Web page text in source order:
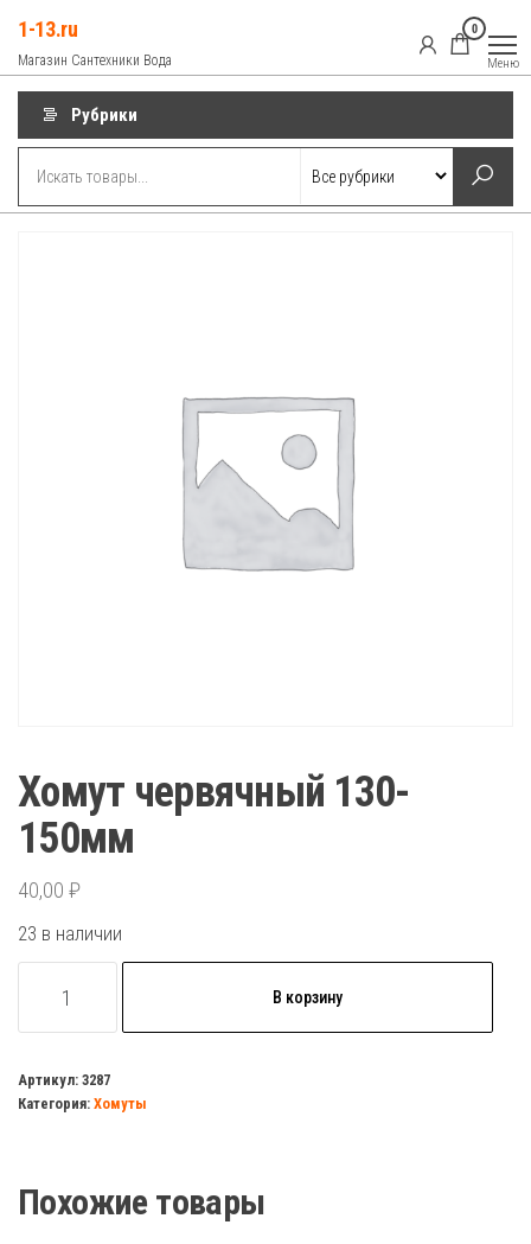
содержимому
1-13.ru
Магазин Сантехники Вода
0
Меню
Рубрики
Хомут червячный 130-
150мм
40,00 ₽
23 в наличии
товара
червячный
130-
В корзину
Артикул: 3287
Категория: Хомуты
Похожие товары